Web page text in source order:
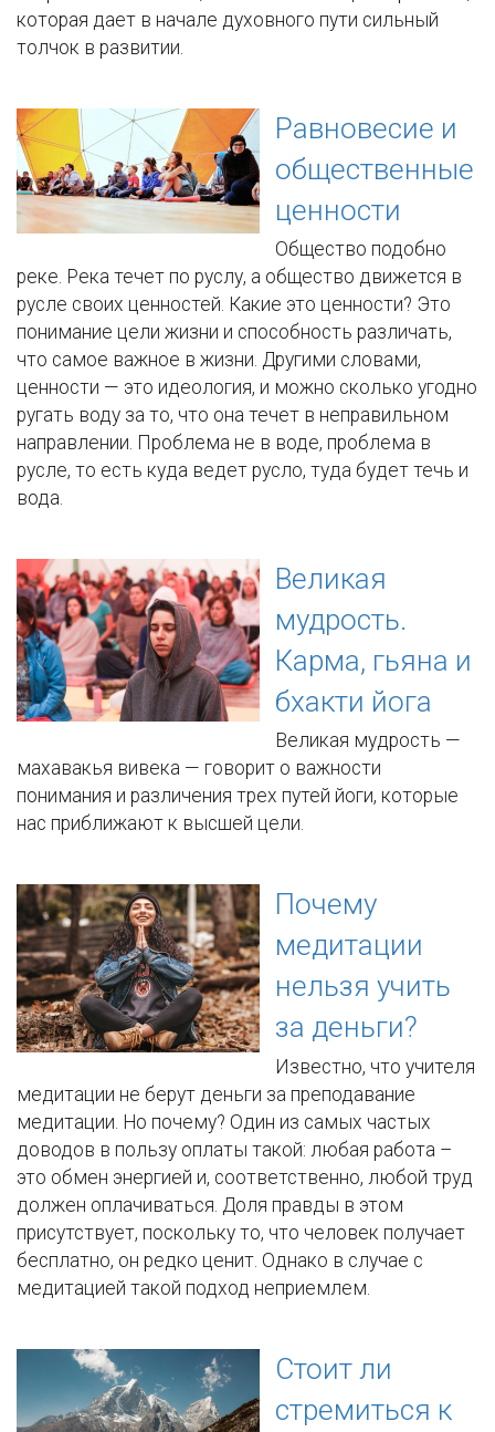
которая дает в начале духовного пути сильный
толчок в развитии.
Равновесие и
общественные
ценности
Общество подобно
реке. Река течет по руслу, а общество движется в
русле своих ценностей. Какие это ценности? Это
понимание цели жизни и способность различать,
что самое важное в жизни. Другими словами,
ценности — это идеология, и можно сколько угодно
ругать воду за то, что она течет в неправильном
направлении. Проблема не в воде, проблема в
русле, то есть куда ведет русло, туда будет течь и
вода.
Великая
мудрость.
Карма, гьяна и
бхакти йога
Великая мудрость —
махавакья вивека — говорит о важности
понимания и различения трех путей йоги, которые
нас приближают к высшей цели.
Почему
медитации
нельзя учить
за деньги?
Известно, что учителя
медитации не берут деньги за преподавание
медитации. Но почему? Один из самых частых
доводов в пользу оплаты такой: любая работа –
это обмен энергией и, соответственно, любой труд
должен оплачиваться. Доля правды в этом
присутствует, поскольку то, что человек получает
бесплатно, он редко ценит. Однако в случае с
медитацией такой подход неприемлем.
Стоит ли
стремиться к